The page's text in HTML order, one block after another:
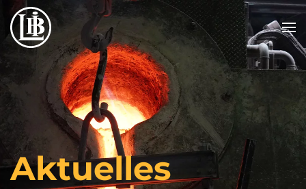
Zum Hauptinhalt springen
Aktuelles